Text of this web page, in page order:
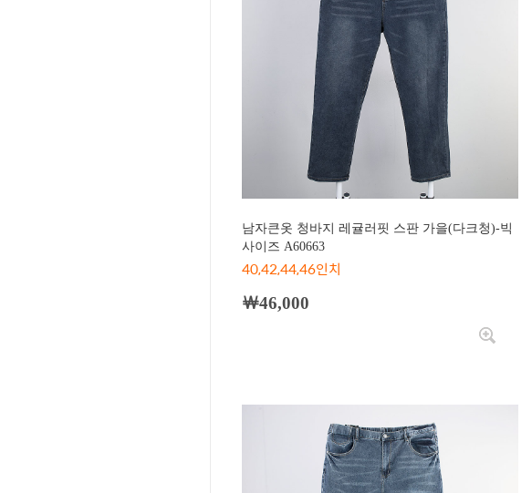
남자큰옷 청바지 레귤러핏 스판 가을(다크청)-빅
사이즈 A60663
40,42,44,46인치
￦46,000